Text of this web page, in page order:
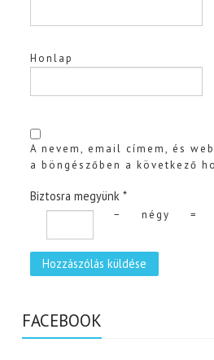
Honlap
A nevem, email címem, és
a böngészőben a következő
Biztosra megyünk *
− négy =
FACEBOOK